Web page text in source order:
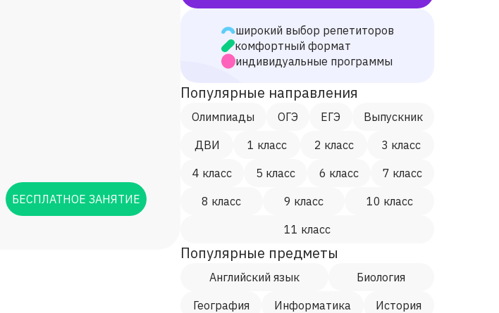
БЕСПЛАТНОЕ ЗАНЯТИЕ
широкий выбор репетиторов
комфортный формат
индивидуальные программы
Популярные направления
Олимпиады ОГЭ ЕГЭ
Выпускник
ДВИ
1 класс 2 класс
3 класс
4 класс
5 класс 6 класс
7 класс
8 класс
9 класс
10 класс
11 класс
Популярные предметы
Английский язык
Биология
География
Информатика
История